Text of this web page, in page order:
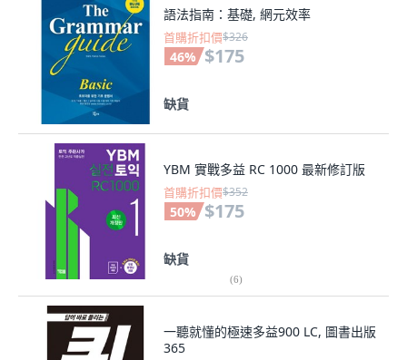
語法指南：基礎, 網元效率
首購折扣價$326
46% $175
缺貨
YBM 實戰多益 RC 1000 最新修訂版
首購折扣價$352
50% $175
缺貨
(6)
一聽就懂的極速多益900 LC, 圖書出版
365